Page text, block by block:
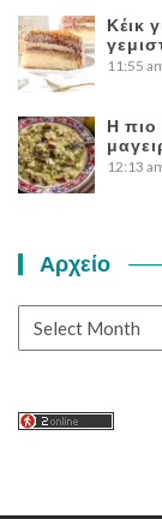
Κέικ
11:55
Η πιο
12:13
Αρχείο